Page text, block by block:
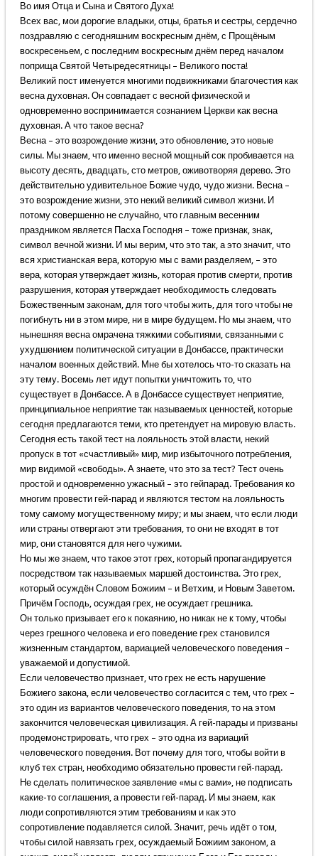
Во имя Отца и Сына и Святого Духа!
Всех вас, мои дорогие владыки, отцы, братья и сестры, сердечно
поздравляю с сегодняшним воскресным днём, с Прощёным
воскресеньем, с последним воскресным днём перед началом
поприща Святой Четыредесятницы – Великого поста!
Великий пост именуется многими подвижниками благочестия как
весна духовная. Он совпадает с весной физической и
одновременно воспринимается сознанием Церкви как весна
духовная. А что такое весна?
Весна – это возрождение жизни, это обновление, это новые
силы. Мы знаем, что именно весной мощный сок пробивается на
высоту десять, двадцать, сто метров, оживотворяя дерево. Это
действительно удивительное Божие чудо, чудо жизни. Весна –
это возрождение жизни, это некий великий символ жизни. И
потому совершенно не случайно, что главным весенним
праздником является Пасха Господня – тоже признак, знак,
символ вечной жизни. И мы верим, что это так, а это значит, что
вся христианская вера, которую мы с вами разделяем, – это
вера, которая утверждает жизнь, которая против смерти, против
разрушения, которая утверждает необходимость следовать
Божественным законам, для того чтобы жить, для того чтобы не
погибнуть ни в этом мире, ни в мире будущем. Но мы знаем, что
нынешняя весна омрачена тяжкими событиями, связанными с
ухудшением политической ситуации в Донбассе, практически
началом военных действий. Мне бы хотелось что-то сказать на
эту тему. Восемь лет идут попытки уничтожить то, что
существует в Донбассе. А в Донбассе существует неприятие,
принципиальное неприятие так называемых ценностей, которые
сегодня предлагаются теми, кто претендует на мировую власть.
Сегодня есть такой тест на лояльность этой власти, некий
пропуск в тот «счастливый» мир, мир избыточного потребления,
мир видимой «свободы». А знаете, что это за тест? Тест очень
простой и одновременно ужасный – это гейпарад. Требования ко
многим провести гей-парад и являются тестом на лояльность
тому самому могущественному миру; и мы знаем, что если люди
или страны отвергают эти требования, то они не входят в тот
мир, они становятся для него чужими.
Но мы же знаем, что такое этот грех, который пропагандируется
посредством так называемых маршей достоинства. Это грех,
который осуждён Словом Божиим – и Ветхим, и Новым Заветом.
Причём Господь, осуждая грех, не осуждает грешника.
Он только призывает его к покаянию, но никак не к тому, чтобы
через грешного человека и его поведение грех становился
жизненным стандартом, вариацией человеческого поведения –
уважаемой и допустимой.
Если человечество признает, что грех не есть нарушение
Божиего закона, если человечество согласится с тем, что грех –
это один из вариантов человеческого поведения, то на этом
закончится человеческая цивилизация. А гей-парады и призваны
продемонстрировать, что грех – это одна из вариаций
человеческого поведения. Вот почему для того, чтобы войти в
клуб тех стран, необходимо обязательно провести гей-парад.
Не сделать политическое заявление «мы с вами», не подписать
какие-то соглашения, а провести гей-парад. И мы знаем, как
люди сопротивляются этим требованиям и как это
сопротивление подавляется силой. Значит, речь идёт о том,
чтобы силой навязать грех, осуждаемый Божиим законом, а